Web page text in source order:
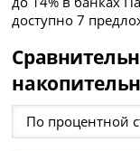
доступно 7
По процентной